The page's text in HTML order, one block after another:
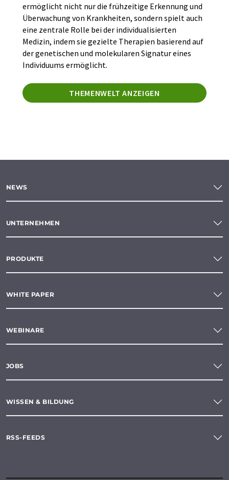
ermöglicht nicht nur die frühzeitige Erkennung und
Überwachung von Krankheiten, sondern spielt auch
eine zentrale Rolle bei der individualisierten
Medizin, indem sie gezielte Therapien basierend auf
der genetischen und molekularen Signatur eines
Individuums ermöglicht.
THEMENWELT ANZEIGEN
NEWS
UNTERNEHMEN
PRODUKTE
WHITE PAPER
WEBINARE
JOBS
WISSEN & BILDUNG
RSS-FEEDS